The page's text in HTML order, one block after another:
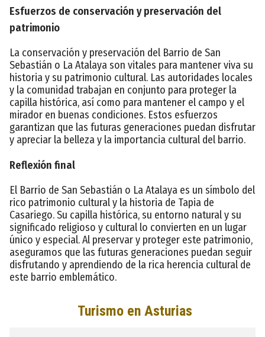
Esfuerzos de conservación y preservación del
patrimonio
La conservación y preservación del Barrio de San
Sebastián o La Atalaya son vitales para mantener viva su
historia y su patrimonio cultural. Las autoridades locales
y la comunidad trabajan en conjunto para proteger la
capilla histórica, así como para mantener el campo y el
mirador en buenas condiciones. Estos esfuerzos
garantizan que las futuras generaciones puedan disfrutar
y apreciar la belleza y la importancia cultural del barrio.
Reflexión final
El Barrio de San Sebastián o La Atalaya es un símbolo del
rico patrimonio cultural y la historia de Tapia de
Casariego. Su capilla histórica, su entorno natural y su
significado religioso y cultural lo convierten en un lugar
único y especial. Al preservar y proteger este patrimonio,
aseguramos que las futuras generaciones puedan seguir
disfrutando y aprendiendo de la rica herencia cultural de
este barrio emblemático.